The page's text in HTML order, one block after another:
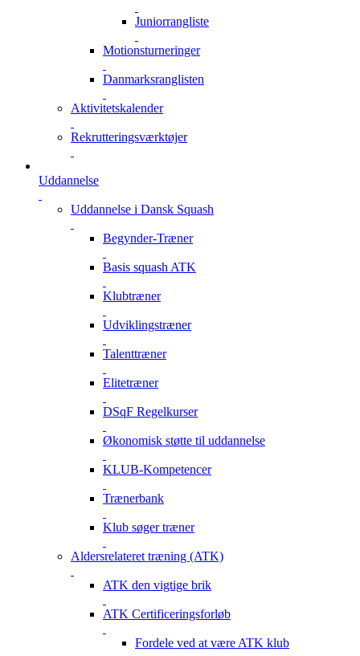
Juniorrangliste
Motionsturneringer
Danmarksranglisten
Aktivitetskalender
Rekrutteringsværktøjer
Uddannelse
Uddannelse i Dansk Squash
Begynder-Træner
Basis squash ATK
Klubtræner
Udviklingstræner
Talenttræner
Elitetræner
DSqF Regelkurser
Økonomisk støtte til uddannelse
KLUB-Kompetencer
Trænerbank
Klub søger træner
Aldersrelateret træning (ATK)
ATK den vigtige brik
ATK Certificeringsforløb
Fordele ved at være ATK klub